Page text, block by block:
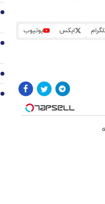
ایکس یوتیوب
7
8
9
10